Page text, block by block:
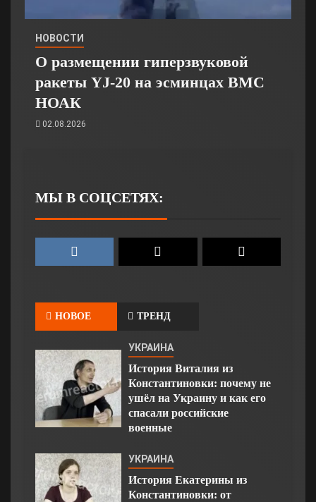
НОВОСТИ
О размещении гиперзвуковой
ракеты YJ-20 на эсминцах ВМС
НОАК
02.08.2026
МЫ В СОЦСЕТЯХ:
НОВОЕ ТРЕНД
УКРАИНА
История Виталия из
Константиновки: почему не
ушёл на Украину и как его
спасали российские
военные
УКРАИНА
История Екатерины из
Константиновки: от